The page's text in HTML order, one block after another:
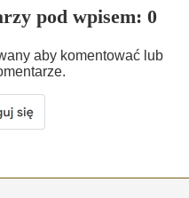
pod wpisem: 0
aby komentować lub